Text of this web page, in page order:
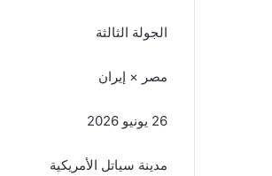
الجولة الثالثة
مصر × إيران
26 يونيو 2026
مدينة سياتل الأمريكية